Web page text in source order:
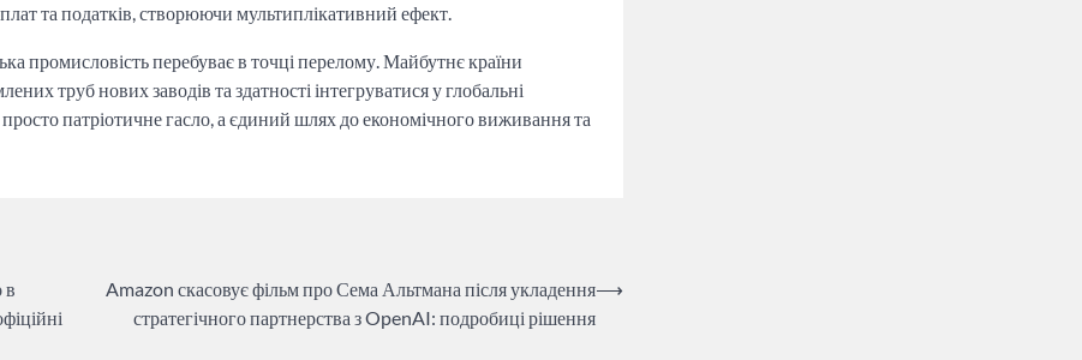
та податків, створюючи мультиплікативний ефект.
промисловість перебуває в точці перелому. Майбутнє країни
труб нових заводів та здатності інтегруватися у глобальні
патріотичне гасло, а єдиний шлях до економічного виживання та
в
Amazon скасовує фільм про Сема Альтмана після укладення
стратегічного партнерства з OpenAI: подробиці рішення
⟶